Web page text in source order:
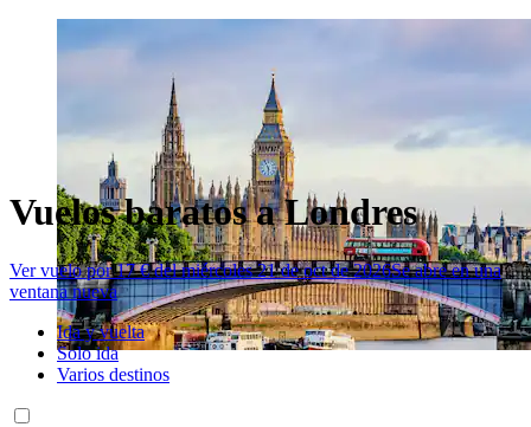
Vuelos baratos a Londres
Ver vuelo por 17 € del miércoles 21 de oct de 2026Se abre en una
ventana nueva
Ida y vuelta
Solo ida
Varios destinos